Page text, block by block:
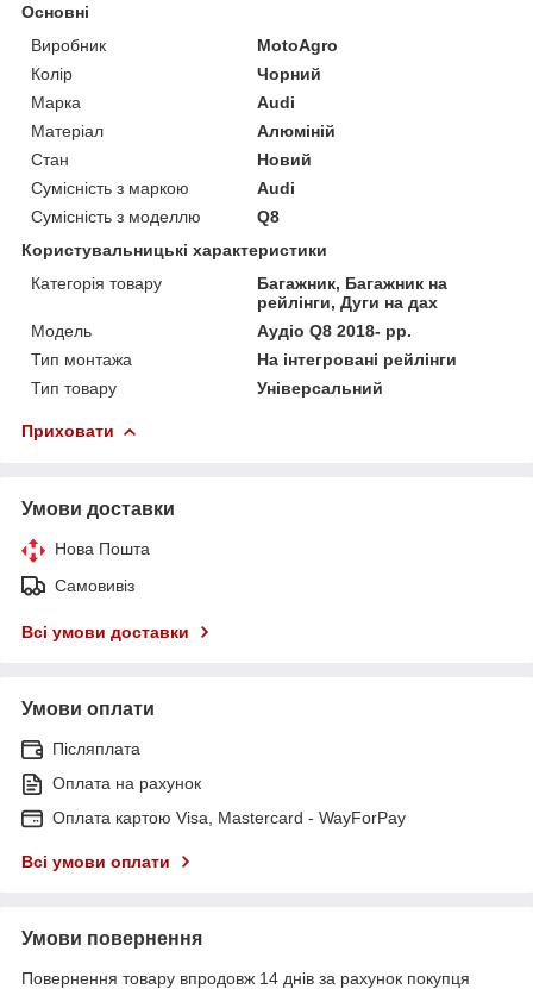
Основні
Виробник
MotoAgro
Колір
Чорний
Марка
Audi
Матеріал
Алюміній
Стан
Новий
Сумісність з маркою
Audi
Сумісність з моделлю
Q8
Користувальницькі характеристики
Категорія товару
Багажник, Багажник на
рейлінги, Дуги на дах
Мoдель
Аудіо Q8 2018- рр.
Тип монтажа
На інтегровані рейлінги
Тип товару
Універсальний
Приховати
Умови доставки
Нова Пошта
Самовивіз
Всі умови доставки
Умови оплати
Післяплата
Оплата на рахунок
Оплата картою Visa, Mastercard - WayForPay
Всі умови оплати
Умови повернення
Повернення товару впродовж 14 днів за рахунок покупця